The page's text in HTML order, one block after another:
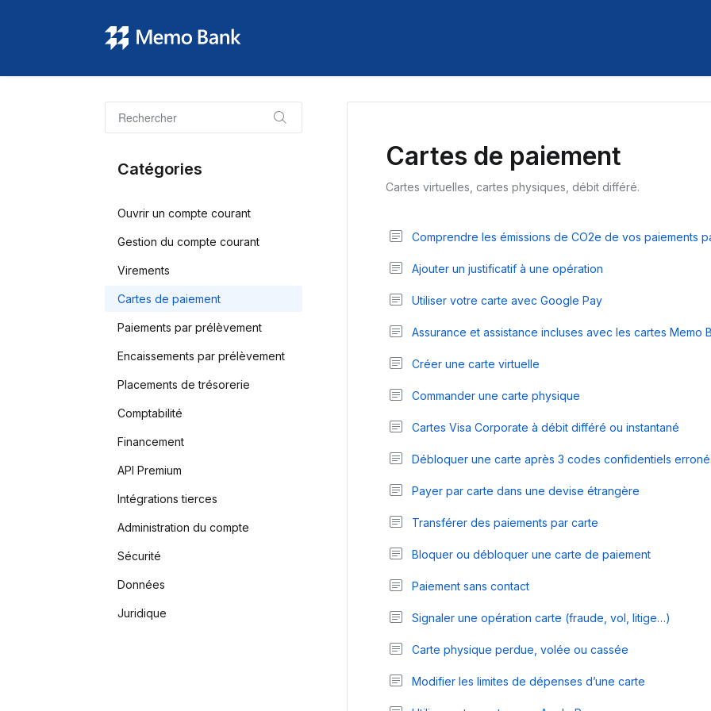
Cartes de paiement
Cartes virtuelles, cartes physiques, débit différé.
Comprendre les émissions de CO2e de vos paiements
Ajouter un justificatif à une opération
Utiliser votre carte avec Google Pay
Assurance et assistance incluses avec les cartes Memo
Créer une carte virtuelle
Commander une carte physique
Cartes Visa Corporate à débit différé ou instantané
Débloquer une carte après 3 codes confidentiels
Payer par carte dans une devise étrangère
Transférer des paiements par carte
Bloquer ou débloquer une carte de paiement
Paiement sans contact
Signaler une opération carte (fraude, vol, litige…)
Carte physique perdue, volée ou cassée
Modifier les limites de dépenses d’une carte
Catégories
Ouvrir un compte courant
Gestion du compte courant
Virements
Cartes de paiement
Paiements par prélèvement
Encaissements par prélèvement
Placements de trésorerie
Comptabilité
Financement
API Premium
Intégrations tierces
Administration du compte
Sécurité
Données
Juridique